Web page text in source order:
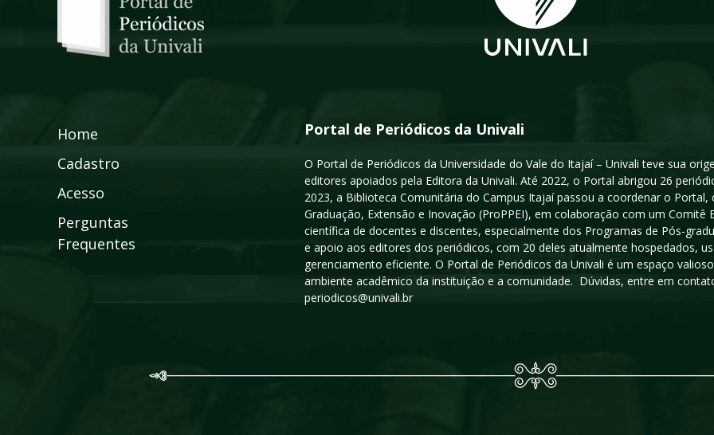
Home
Cadastro
Acesso
Perguntas
Frequentes
Portal de Periódicos da Univali
O Portal de Periódicos da Universidade do Vale do Itajaí – Univali teve sua
editores apoiados pela Editora da Univali. Até 2022, o Portal abrigou 26
2023, a Biblioteca Comunitária do Campus Itajaí passou a coordenar o
Graduação, Extensão e Inovação (ProPPEI), em colaboração com um
científica de docentes e discentes, especialmente dos Programas de Pós-
e apoio aos editores dos periódicos, com 20 deles atualmente hospedados,
gerenciamento eficiente. O Portal de Periódicos da Univali é um espaço
ambiente acadêmico da instituição e a comunidade. Dúvidas, entre em
periodicos@univali.br